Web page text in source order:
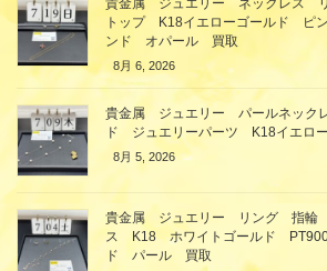
貴金属 ジュエリー ネックレス
トップ K18イエローゴールド ピ
ンド オパール 買取
8月 6, 2026
貴金属 ジュエリー パールネック
ド ジュエリーパーツ K18イエロ
8月 5, 2026
貴金属 ジュエリー リング 指輪
ス K18 ホワイトゴールド
ド パール 買取